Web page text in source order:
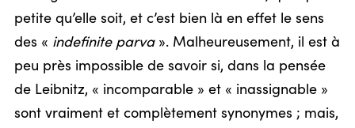
petite qu’elle soit, et c’est bien là en effet le sens
des « indefinite parva». Malheureusement, il est à
peu près impossible de savoir si, dans la pensée
de Leibnitz, « incomparable » et « inassignable »
sont vraiment et complètement synonymes ; mais,